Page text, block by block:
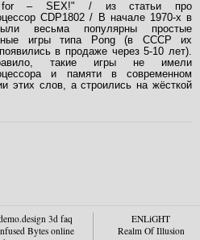
for – SEX!" / из статьи про
CDP1802 / В начале 1970-х в
весьма популярны простые
игры типа Pong (в СССР их
в продаже через 5-10 лет).
такие игры не имели
и памяти в современном
этих слов, а строились на жёсткой
3d faq
Bytes online
ENLiGHT
Realm Of Illusion